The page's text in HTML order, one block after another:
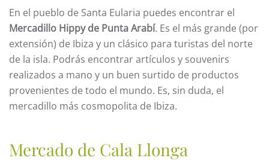
En el pueblo de Santa Eularia puedes encontrar el
Mercadillo Hippy de Punta Arabí. Es el más grande (por
extensión) de Ibiza y un clásico para turistas del norte
de la isla. Podrás encontrar artículos y souvenirs
realizados a mano y un buen surtido de productos
provenientes de todo el mundo. Es, sin duda, el
mercadillo más cosmopolita de Ibiza.
Mercado de Cala Llonga